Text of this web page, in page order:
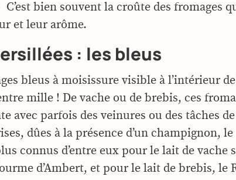
bien souvent la croûte des fromages
et leur arôme.
: les bleus
bleus à moisissure visible à l’intérieur
mille ! De vache ou de brebis, ces
avec parfois des veinures ou des tâches
dûes à la présence d’un champignon, le
connus d’entre eux pour le lait de vache
d’Ambert, et pour le lait de brebis, le